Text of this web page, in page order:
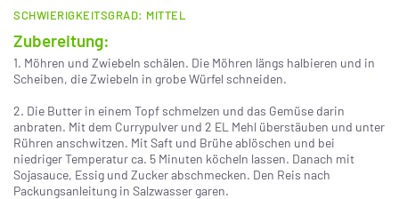
SCHWIERIGKEITSGRAD: MITTEL
Zubereitung:
1. Möhren und Zwiebeln schälen. Die Möhren längs halbieren und in
Scheiben, die Zwiebeln in grobe Würfel schneiden.
2. Die Butter in einem Topf schmelzen und das Gemüse darin
anbraten. Mit dem Currypulver und 2 EL Mehl überstäuben und unter
Rühren anschwitzen. Mit Saft und Brühe ablöschen und bei
niedriger Temperatur ca. 5 Minuten köcheln lassen. Danach mit
Sojasauce, Essig und Zucker abschmecken. Den Reis nach
Packungsanleitung in Salzwasser garen.